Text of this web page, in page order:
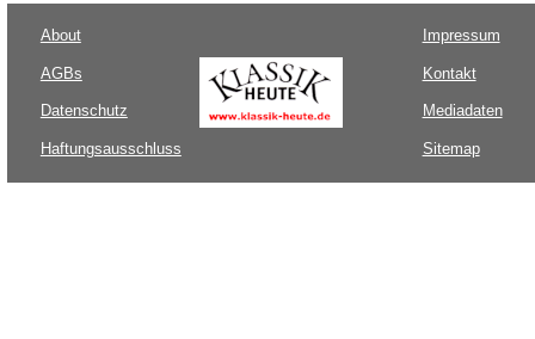
About
AGBs
Datenschutz
Haftungsausschluss
Impressum
Kontakt
Mediadaten
Sitemap